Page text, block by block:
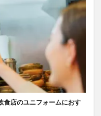
食店のユニフォームにおす